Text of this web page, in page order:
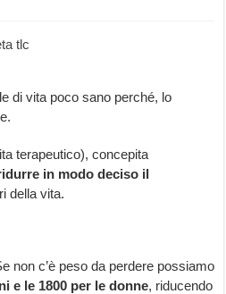
di vita poco sano perché, lo
terapeutico), concepita
in modo deciso il
della vita.
non c’è peso da perdere possiamo
e le 1800 per le donne, riducendo